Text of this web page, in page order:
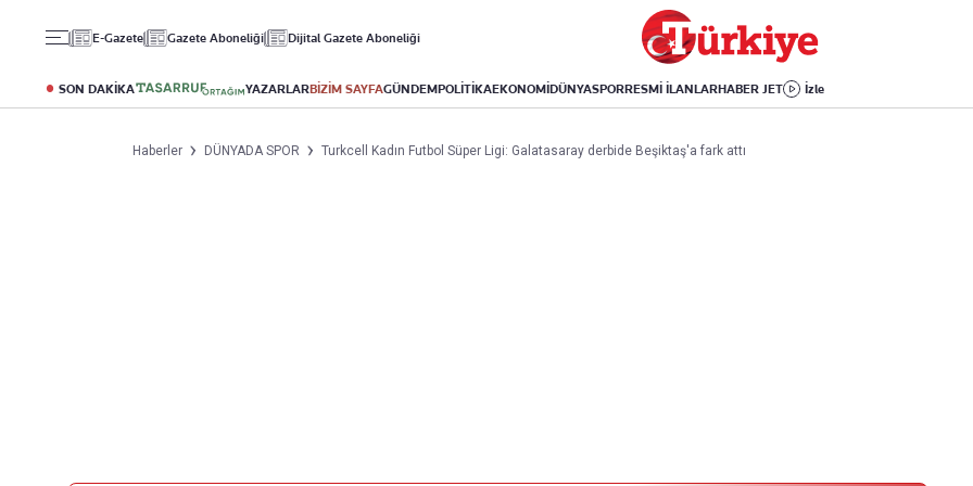
E-Gazete Gazete Aboneliği Dijital Gazete Aboneliği
SON DAKİKA YAZARLARBİZİM SAYFAGÜNDEMPOLİTİKAEKONOMİDÜNYASPORRESMİ İLANLARHABER JET İzle
Altın
Döviz
Kripto Para
Puan Durumu
Fikstür
Avrupa Ligi
Avrupa
Amerika
İsrail-Gazze
Yaşam
Sağlık
Yemek
Aktüel
Kitap
Haberler DÜNYADA SPOR Turkcell Kadın Futbol Süper Ligi: Galatasaray derbide Beşiktaş'a fark attı